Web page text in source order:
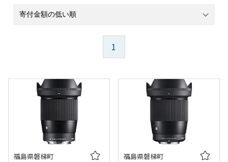
1
福島県磐梯町 福島県磐梯町